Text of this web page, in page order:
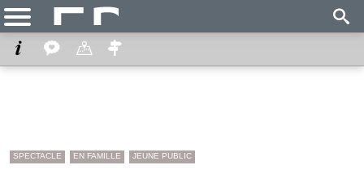
SPECTACLE EN FAMILLE JEUNE PUBLIC